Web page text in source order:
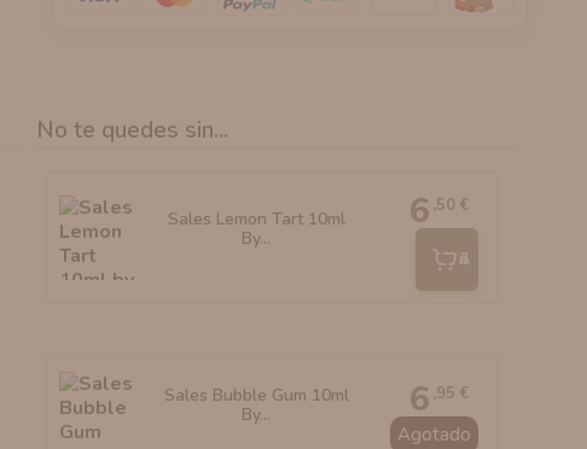
No te quedes sin...
Sales Lemon Tart 10ml
By...
6 ,50 €
Añadir
Sales Bubble Gum 10ml
By...
6 ,95 €
Agotado